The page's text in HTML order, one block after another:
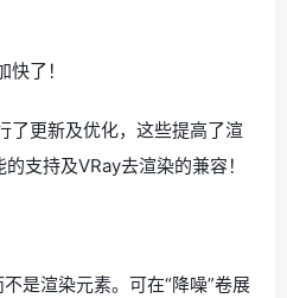
了！
了更新及优化，这些提高了渲
支持及VRay去渲染的兼容！
是渲染元素。可在“降噪”卷展